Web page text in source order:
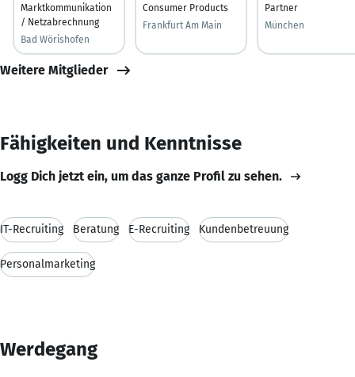
Marktkommunikation
/ Netzabrechnung
Bad Wörishofen
Consumer Products
Frankfurt Am Main
Partner
München
Weitere Mitglieder
Fähigkeiten und Kenntnisse
Logg Dich jetzt ein, um das ganze Profil zu sehen.
IT-Recruiting Beratung E-Recruiting Kundenbetreuung
Personalmarketing
Werdegang